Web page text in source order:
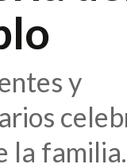
y
la familia.